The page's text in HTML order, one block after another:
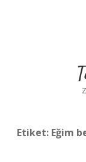
Etiket: Eğim